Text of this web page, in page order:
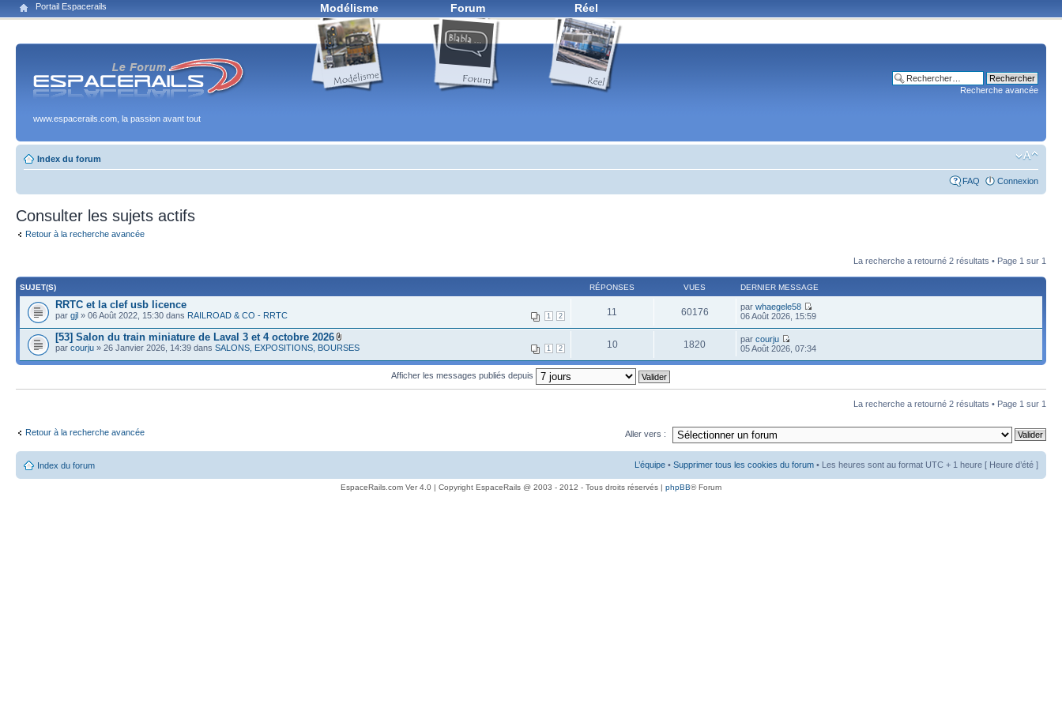
Portail Espacerails Modélisme Forum Réel
www.espacerails.com, la passion avant tout
Recherche avancée
Index du forum
FAQ Connexion
Consulter les sujets actifs
Retour à la recherche avancée
La recherche a retourné 2 résultats • Page 1 sur 1
SUJET(S) RÉPONSES VUES DERNIER MESSAGE
RRTC et la clef usb licence
1 2
par gjl » 06 Août 2022, 15:30 dans RAILROAD & CO - RRTC 11 60176 parwhaegele58
06 Août 2026, 15:59
[53] Salon du train miniature de Laval 3 et 4 octobre 2026
1 2
par courju » 26 Janvier 2026, 14:39 dans SALONS, EXPOSITIONS, BOURSES 10 1820 parcourju
05 Août 2026, 07:34
Afficher les messages publiés depuis
La recherche a retourné 2 résultats • Page 1 sur 1
Retour à la recherche avancée Aller vers :
Index du forum L’équipe • Supprimer tous les cookies du forum • Les heures sont au format UTC + 1 heure [ Heure d’été ]
EspaceRails.com Ver 4.0 | Copyright EspaceRails @ 2003 - 2012 - Tous droits réservés | phpBB® Forum